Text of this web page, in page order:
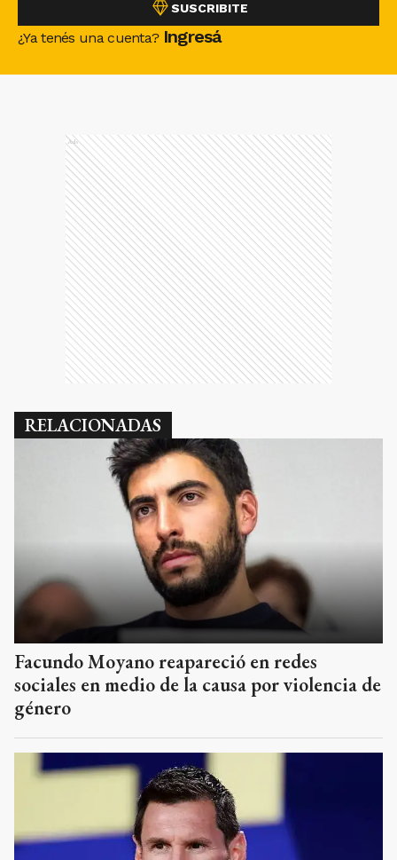
SUSCRIBITE
¿Ya tenés una cuenta? Ingresá
Ads
RELACIONADAS
Facundo Moyano reapareció en redes
sociales en medio de la causa por violencia de
género